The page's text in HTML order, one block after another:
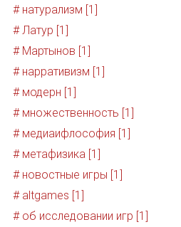
# натурализм [1]
# Латур [1]
# Мартынов [1]
# нарративизм [1]
# модерн [1]
# множественность [1]
# медиаифлософия [1]
# метафизика [1]
# новостные игры [1]
# altgames [1]
# об исследовании игр [1]